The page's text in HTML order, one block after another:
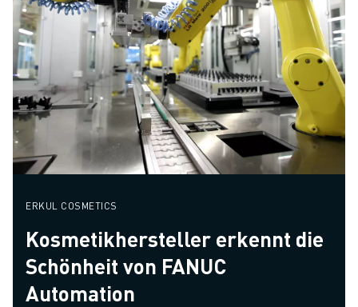
ERKUL COSMETICS
Kosmetikhersteller erkennt die
Schönheit von FANUC
Automation